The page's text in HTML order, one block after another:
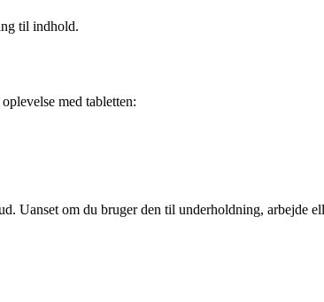
til indhold.
med tabletten:
om du bruger den til underholdning, arbejde